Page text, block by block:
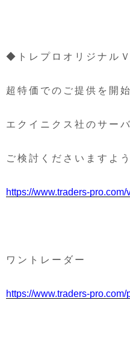
◆トレプロオリジナル
超特価でのご提供を開
エクイニクス社のサー
ご検討くださいますよ
https://www.traders-pro.com/
ワントレーダー
https://www.traders-